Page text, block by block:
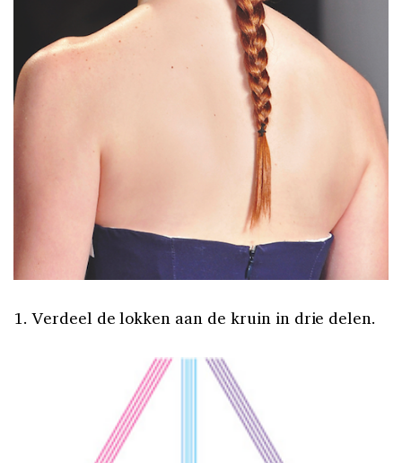
1. Verdeel de lokken aan de kruin in drie delen.